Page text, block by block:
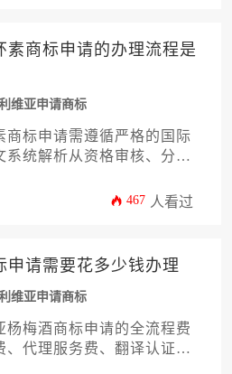
为业务拓展奠定坚实法律基
素商标申请的办理流程是
维亚申请商标
商标申请需遵循严格的国际
系统解析从资格审核、分类
业特殊性，重点阐述成分命
467 人看过
申请需要花多少钱办理
维亚申请商标
杨梅酒商标申请的全流程费
、代理服务费、翻译认证及